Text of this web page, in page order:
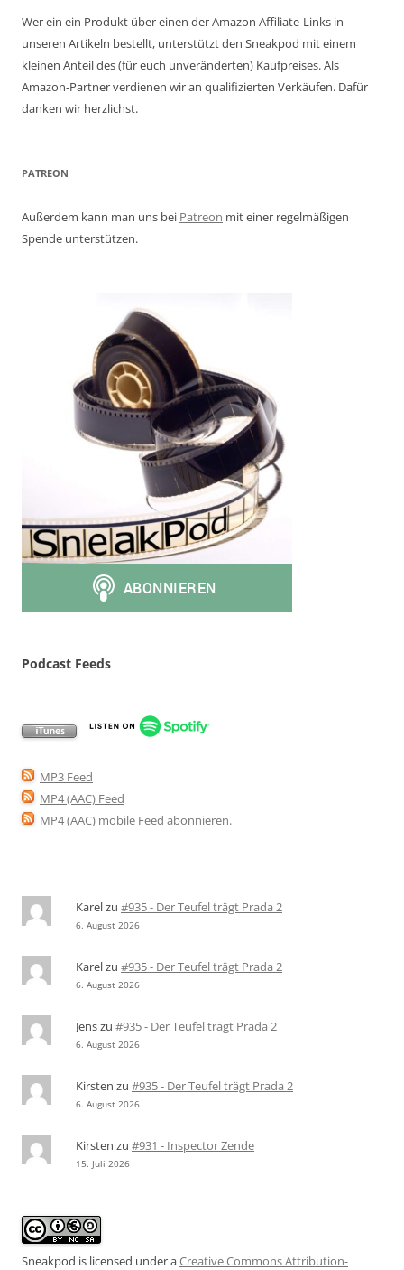
Wer ein ein Produkt über einen der Amazon Affiliate-Links in
unseren Artikeln bestellt, unterstützt den Sneakpod mit einem
kleinen Anteil des (für euch unveränderten) Kaufpreises. Als
Amazon-Partner verdienen wir an qualifizierten Verkäufen. Dafür
danken wir herzlichst.
PATREON
Außerdem kann man uns bei Patreon mit einer regelmäßigen
Spende unterstützen.
Podcast Feeds
MP3 Feed
MP4 (AAC) Feed
MP4 (AAC) mobile Feed abonnieren.
Karelzu #935 - Der Teufel trägt Prada 2
6. August 2026
Karelzu #935 - Der Teufel trägt Prada 2
6. August 2026
Jenszu #935 - Der Teufel trägt Prada 2
6. August 2026
Kirsten zu #935 - Der Teufel trägt Prada 2
6. August 2026
Kirsten zu #931 - Inspector Zende
15. Juli 2026
Sneakpod is licensed under aCreative Commons Attribution-